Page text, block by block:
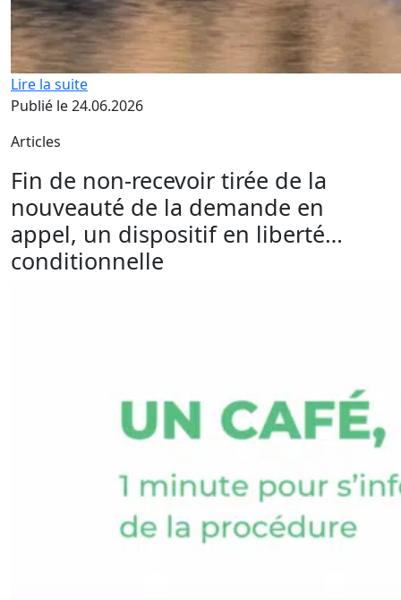
Lire la suite
Publié le 24.06.2026
Articles
Fin de non-recevoir tirée de la
nouveauté de la demande en
appel, un dispositif en liberté…
conditionnelle